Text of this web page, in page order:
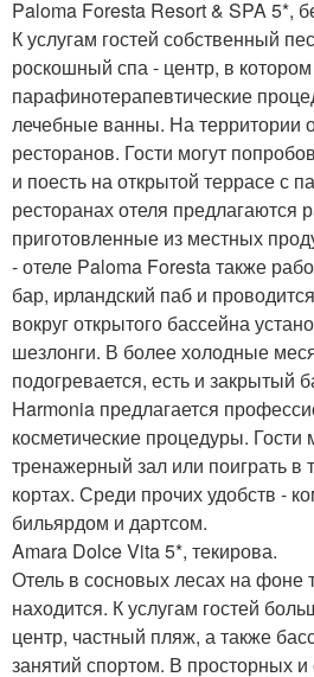
Paloma Foresta Resort & SPA 5*,
К услугам гостей собственный
роскошный спа - центр, в
парафинотерапевтические
лечебные ванны. На территории
ресторанов. Гости могут
и поесть на открытой террасе с
ресторанах отеля предлагаются
приготовленные из местных
- отеле Paloma Foresta также
бар, ирландский паб и
вокруг открытого бассейна
шезлонги. В более холодные
подогревается, есть и закрытый
Harmonia предлагается
косметические процедуры. Гости
тренажерный зал или поиграть
кортах. Среди прочих удобств -
бильярдом и дартсом.
Amara Dolce Vita 5*, текирова.
Отель в сосновых лесах на фоне
находится. К услугам гостей
центр, частный пляж, а также
занятий спортом. В просторных